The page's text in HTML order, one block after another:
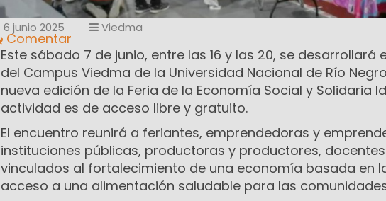
6 junio 2025 Viedma
Comentar
Este sábado 7 de junio, entre las 16 y las 20, se desarrollará
del Campus Viedma de la Universidad Nacional de Río
nueva edición de la Feria de la Economía Social y Solidaria
actividad es de acceso libre y gratuito.
El encuentro reunirá a feriantes, emprendedoras y
instituciones públicas, productoras y productores,
vinculados al fortalecimiento de una economía basada en
acceso a una alimentación saludable para las